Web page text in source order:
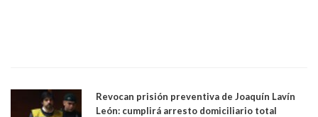
Revocan prisión preventiva de Joaquín Lavín
León: cumplirá arresto domiciliario total